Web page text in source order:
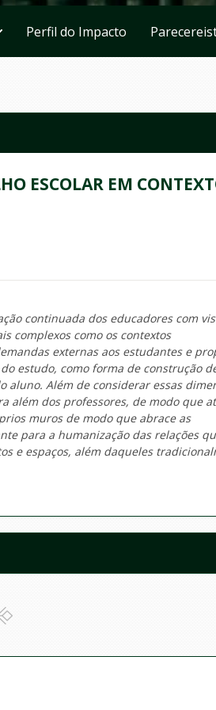
Perfil do Impacto
ESCOLAR EM
continuada dos educadores com
complexos como os contextos
externas aos estudantes e
estudo, como forma de construção
Além de considerar essas
além dos professores, de modo que
muros de modo que abrace as
para a humanização das relações
e espaços, além daqueles